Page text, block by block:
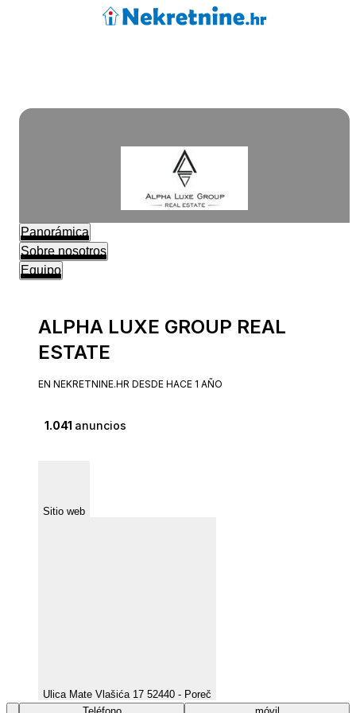
Panorámica
Sobre nosotros
Equipo
ALPHA LUXE GROUP REAL
ESTATE
EN NEKRETNINE.HR DESDE HACE 1 AÑO
1.041 anuncios
Sitio web
Ulica Mate Vlašića 17 52440 - Poreč